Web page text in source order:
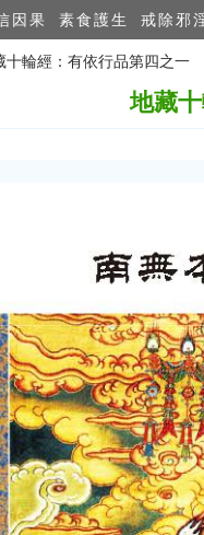
因果 素食護生 戒除邪
十輪經：有依行品第四之一
地藏